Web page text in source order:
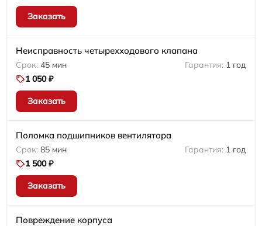
Заказать
Неисправность четырехходового клапана
45 мин
1 год
1 050 ₽
Заказать
Поломка подшипников вентилятора
85 мин
1 год
1 500 ₽
Заказать
Повреждение корпуса